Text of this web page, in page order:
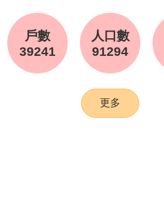
戶數
39241
人口數
91294
更多